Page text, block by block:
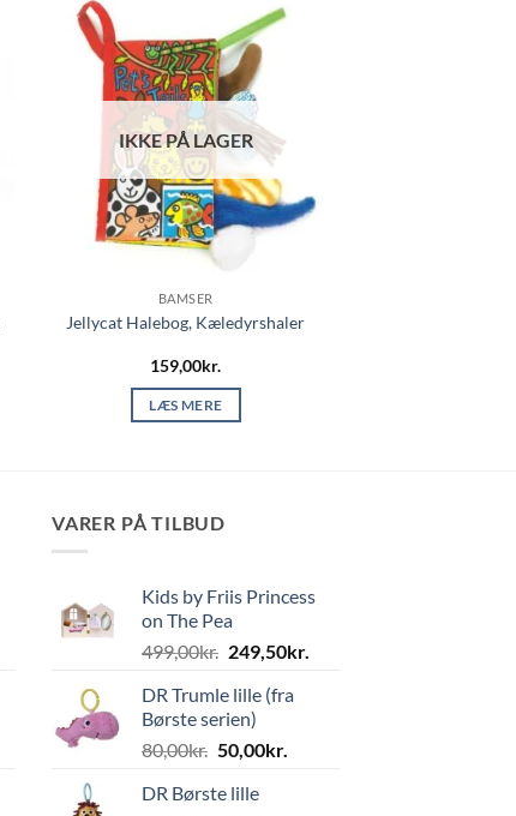
IKKE PÅ LAGER
BAMSER
Jellycat Halebog, Kæledyrshaler
159,00kr.
LÆS MERE
VARER PÅ TILBUD
Kids by Friis Princess
on The Pea
499,00kr. Den
pris
var:
499,00kr..
249,50kr.
DR Trumle lille (fra
Børste serien)
80,00kr. Den
pris
50,00kr.
DR Børste lille